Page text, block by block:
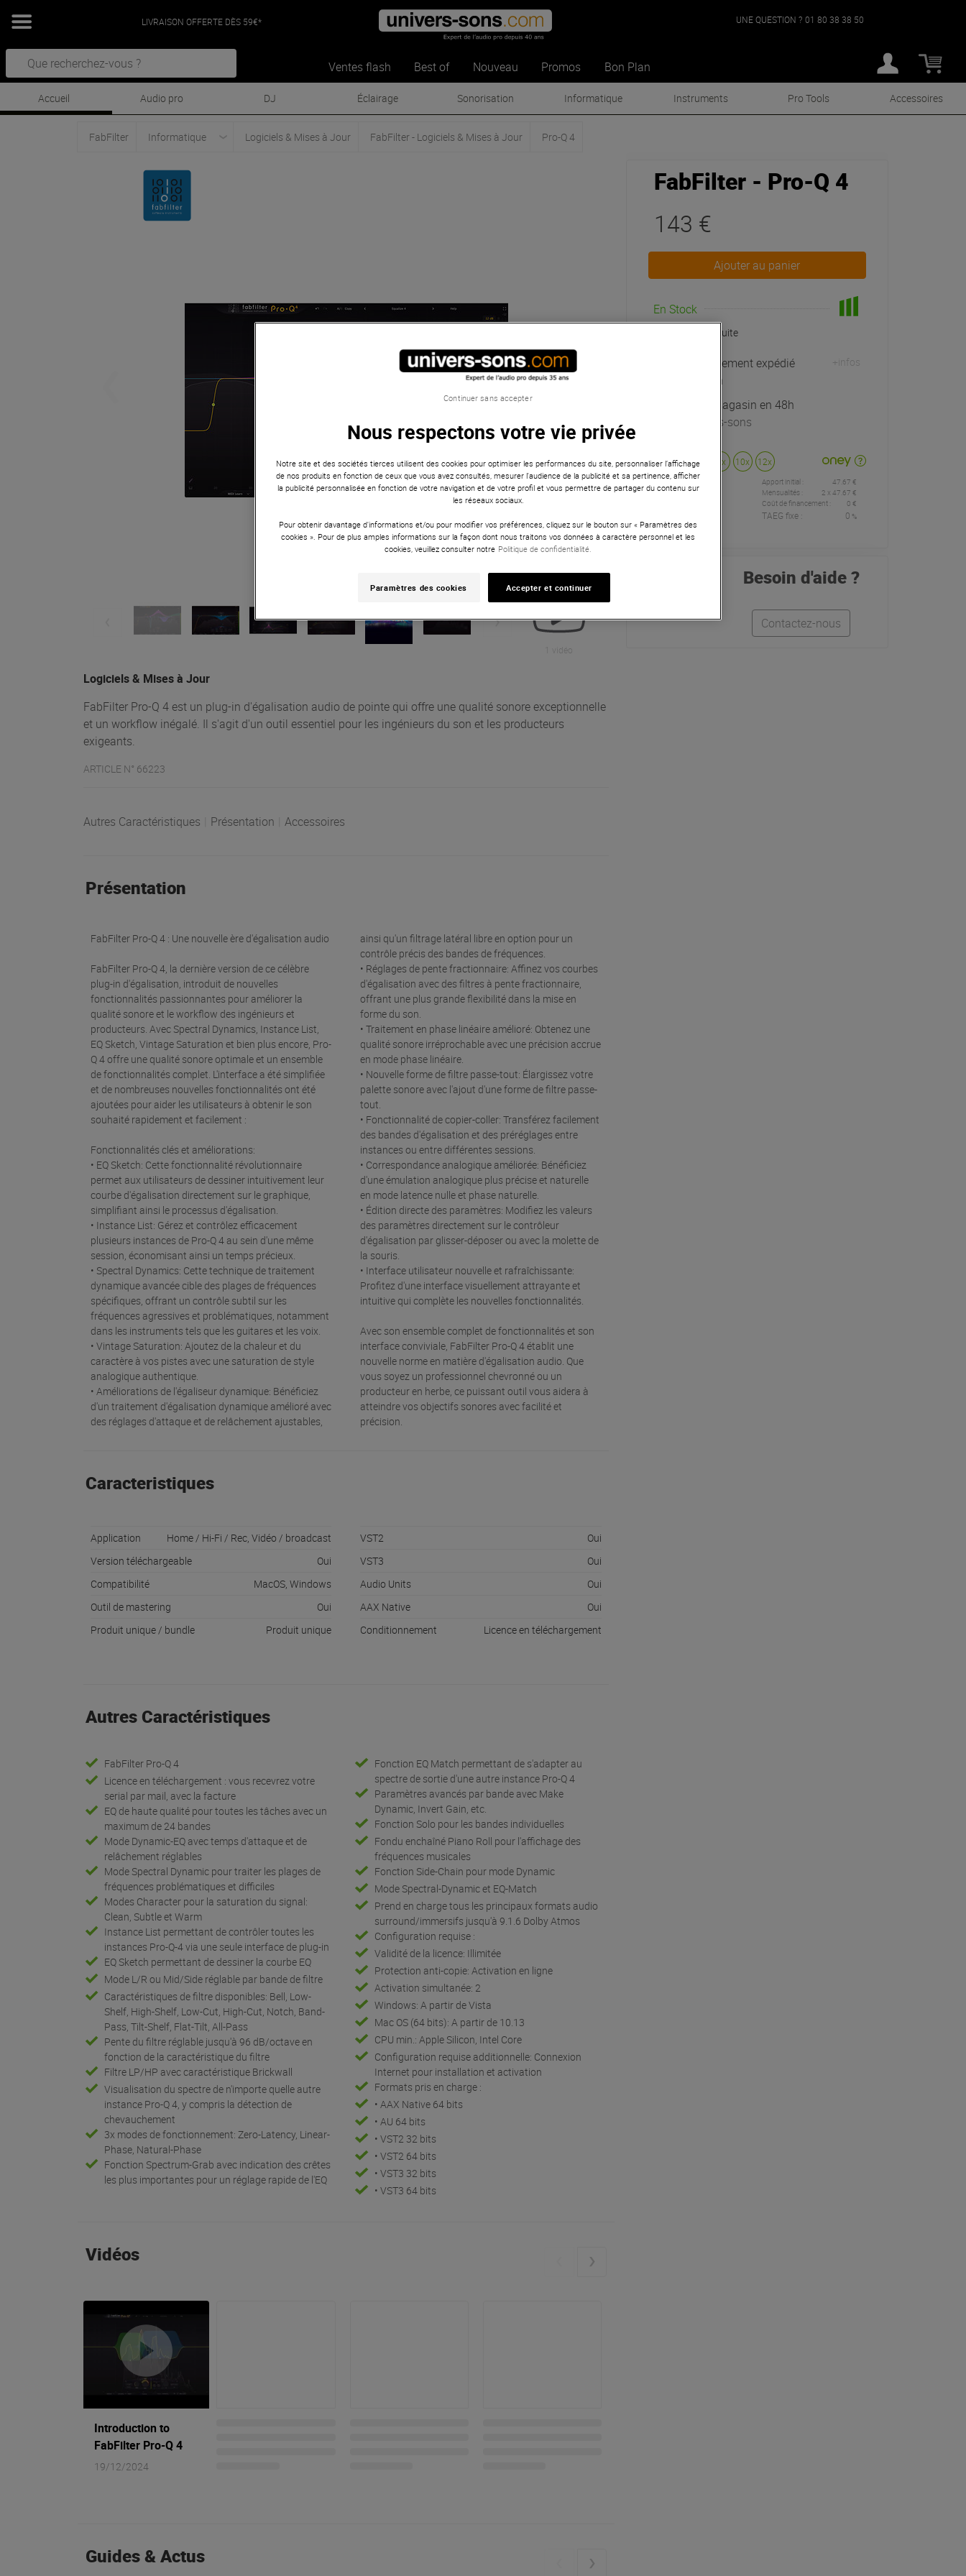
LIVRAISON OFFERTE DÈS 59€*
Ventes flash Best of Nouveau Promos Bon Plan
UNE QUESTION ? 01 80 38 38 50
Accueil Audio pro DJ Éclairage Sonorisation Informatique Instruments Pro Tools Accessoires
FabFilter Informatique Logiciels & Mises à Jour FabFilter - Logiciels & Mises à Jour Pro-Q 4
1 vidéo
Logiciels & Mises à Jour
FabFilter Pro-Q 4 est un plug-in d'égalisation audio de pointe qui offre une qualité sonore exceptionnelle
et un workflow inégalé. Il s'agit d'un outil essentiel pour les ingénieurs du son et les producteurs
exigeants.
ARTICLE N° 66223
Autres Caractéristiques Présentation Accessoires
Présentation
FabFilter Pro-Q 4 : Une nouvelle ère d'égalisation audio
FabFilter Pro-Q 4, la dernière version de ce célèbre
plug-in d'égalisation, introduit de nouvelles
fonctionnalités passionnantes pour améliorer la
qualité sonore et le workflow des ingénieurs et
producteurs. Avec Spectral Dynamics, Instance List,
EQ Sketch, Vintage Saturation et bien plus encore, Pro-
Q 4 offre une qualité sonore optimale et un ensemble
de fonctionnalités complet. L'interface a été simplifiée
et de nombreuses nouvelles fonctionnalités ont été
ajoutées pour aider les utilisateurs à obtenir le son
souhaité rapidement et facilement :
Fonctionnalités clés et améliorations:
• EQ Sketch: Cette fonctionnalité révolutionnaire
permet aux utilisateurs de dessiner intuitivement leur
courbe d'égalisation directement sur le graphique,
simplifiant ainsi le processus d'égalisation.
• Instance List: Gérez et contrôlez efficacement
plusieurs instances de Pro-Q 4 au sein d'une même
session, économisant ainsi un temps précieux.
• Spectral Dynamics: Cette technique de traitement
dynamique avancée cible des plages de fréquences
spécifiques, offrant un contrôle subtil sur les
fréquences agressives et problématiques, notamment
dans les instruments tels que les guitares et les voix.
• Vintage Saturation: Ajoutez de la chaleur et du
caractère à vos pistes avec une saturation de style
analogique authentique.
• Améliorations de l'égaliseur dynamique: Bénéficiez
d'un traitement d'égalisation dynamique amélioré avec
des réglages d'attaque et de relâchement ajustables,
ainsi qu'un filtrage latéral libre en option pour un
contrôle précis des bandes de fréquences.
• Réglages de pente fractionnaire: Affinez vos courbes
d'égalisation avec des filtres à pente fractionnaire,
offrant une plus grande flexibilité dans la mise en
forme du son.
• Traitement en phase linéaire amélioré: Obtenez une
qualité sonore irréprochable avec une précision accrue
en mode phase linéaire.
• Nouvelle forme de filtre passe-tout: Élargissez votre
palette sonore avec l'ajout d'une forme de filtre passe-
tout.
• Fonctionnalité de copier-coller: Transférez facilement
des bandes d'égalisation et des préréglages entre
instances ou entre différentes sessions.
• Correspondance analogique améliorée: Bénéficiez
d'une émulation analogique plus précise et naturelle
en mode latence nulle et phase naturelle.
• Édition directe des paramètres: Modifiez les valeurs
des paramètres directement sur le contrôleur
d'égalisation par glisser-déposer ou avec la molette de
la souris.
• Interface utilisateur nouvelle et rafraîchissante:
Profitez d'une interface visuellement attrayante et
intuitive qui complète les nouvelles fonctionnalités.
Avec son ensemble complet de fonctionnalités et son
interface conviviale, FabFilter Pro-Q 4 établit une
nouvelle norme en matière d'égalisation audio. Que
vous soyez un professionnel chevronné ou un
producteur en herbe, ce puissant outil vous aidera à
atteindre vos objectifs sonores avec facilité et
précision.
Caracteristiques
Application
Home / Hi-Fi / Rec, Vidéo / broadcast
Version téléchargeable
Oui
Compatibilité
MacOS, Windows
Outil de mastering
Oui
Produit unique / bundle
Produit unique
VST2
Oui
VST3
Oui
Audio Units
Oui
AAX Native
Oui
Conditionnement
Licence en téléchargement
Autres Caractéristiques
FabFilter Pro-Q 4
Licence en téléchargement : vous recevrez votre
serial par mail, avec la facture
EQ de haute qualité pour toutes les tâches avec un
maximum de 24 bandes
Mode Dynamic-EQ avec temps d'attaque et de
relâchement réglables
Mode Spectral Dynamic pour traiter les plages de
fréquences problématiques et difficiles
Modes Character pour la saturation du signal:
Clean, Subtle et Warm
Instance List permettant de contrôler toutes les
instances Pro-Q-4 via une seule interface de plug-in
EQ Sketch permettant de dessiner la courbe EQ
Mode L/R ou Mid/Side réglable par bande de filtre
Caractéristiques de filtre disponibles: Bell, Low-
Shelf, High-Shelf, Low-Cut, High-Cut, Notch, Band-
Pass, Tilt-Shelf, Flat-Tilt, All-Pass
Pente du filtre réglable jusqu'à 96 dB/octave en
fonction de la caractéristique du filtre
Filtre LP/HP avec caractéristique Brickwall
Visualisation du spectre de n'importe quelle autre
instance Pro-Q 4, y compris la détection de
chevauchement
3x modes de fonctionnement: Zero-Latency, Linear-
Phase, Natural-Phase
Fonction Spectrum-Grab avec indication des crêtes
les plus importantes pour un réglage rapide de l'EQ
Fonction EQ Match permettant de s'adapter au
spectre de sortie d'une autre instance Pro-Q 4
Paramètres avancés par bande avec Make
Dynamic, Invert Gain, etc.
Fonction Solo pour les bandes individuelles
Fondu enchaîné Piano Roll pour l'affichage des
fréquences musicales
Fonction Side-Chain pour mode Dynamic
Mode Spectral-Dynamic et EQ-Match
Prend en charge tous les principaux formats audio
surround/immersifs jusqu'à 9.1.6 Dolby Atmos
Configuration requise :
Validité de la licence: Illimitée
Protection anti-copie: Activation en ligne
Activation simultanée: 2
Windows: A partir de Vista
Mac OS (64 bits): A partir de 10.13
CPU min.: Apple Silicon, Intel Core
Configuration requise additionnelle: Connexion
Internet pour installation et activation
Formats pris en charge :
• AAX Native 64 bits
• AU 64 bits
• VST2 32 bits
• VST2 64 bits
• VST3 32 bits
• VST3 64 bits
Vidéos
Introduction to
FabFilter Pro-Q 4
19/12/2024
Guides & Actus
FabFilter - Pro-Q 4
143 €
Ajouter au panier
En Stock
Livraison Gratuite
Habituellement expédié
sous 24h
+infos
Retrait magasin en 48h
à Univers-sons
Payer en 3x 4x 10x 12x
47,67 €
mois
Apport initial :
47.67 €
Mensualités :
2 x 47.67 €
Coût de financement :
0 €
TAEG fixe : 0 %
Besoin d'aide ?
Contactez-nous
Nous respectons votre vie privée
Notre site et des sociétés tierces utilisent des cookies pour optimiser les performances du site, personnaliser l’affichage
de nos produits en fonction de ceux que vous avez consultés, mesurer l'audience de la publicité et sa pertinence, afficher
la publicité personnalisée en fonction de votre navigation et de votre profil et vous permettre de partager du contenu sur
les réseaux sociaux.
Pour obtenir davantage d'informations et/ou pour modifier vos préférences, cliquez sur le bouton sur « Paramètres des
cookies ». Pour de plus amples informations sur la façon dont nous traitons vos données à caractère personnel et les
cookies, veuillez consulter notre Politique de confidentialité.
Paramètres des cookies Accepter et continuer
Continuer sans accepter